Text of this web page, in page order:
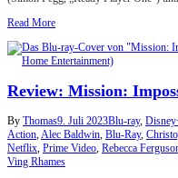
Read More
Review: Mission:
By Thomas9. Juli 2023Blu-ray,
Action Alec Baldwin Blu-Ray,
Netflix Prime Video Rebecca
Ving Rhames